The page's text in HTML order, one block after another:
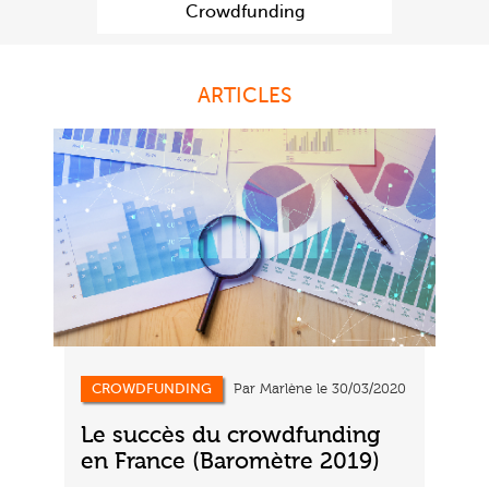
Crowdfunding
ARTICLES
CROWDFUNDING Par Marlène le 30/03/2020
Le succès du crowdfunding
en France (Baromètre 2019)